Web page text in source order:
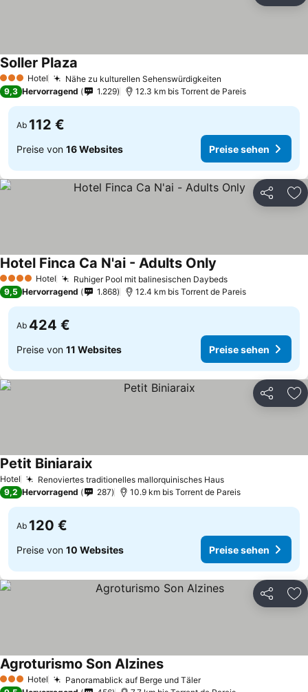
3 SterneHotel Nähe zu kulturellen Sehenswürdigkeiten
Soller Plaza
9,3 Hervorragend 1.229 12.3 km bis Torrent de Pareis
Ab 112 €
Preise von 16 Websites Preise sehen
Teilen
4 Sterne Hotel Ruhiger Pool mit balinesischen Daybeds
Hotel Finca Ca N'ai - Adults Only
9,5 Hervorragend 1.868 12.4 km bis Torrent de Pareis
Ab 424 €
Preise von 11 Websites Preise sehen
Teilen
Hotel Renoviertes traditionelles mallorquinisches Haus
Petit Biniaraix
9,2 Hervorragend 287 10.9 km bis Torrent de Pareis
Ab 120 €
Preise von 10 Websites Preise sehen
Teilen
3 SterneHotel Panoramablick auf Berge und Täler
Agroturismo Son Alzines